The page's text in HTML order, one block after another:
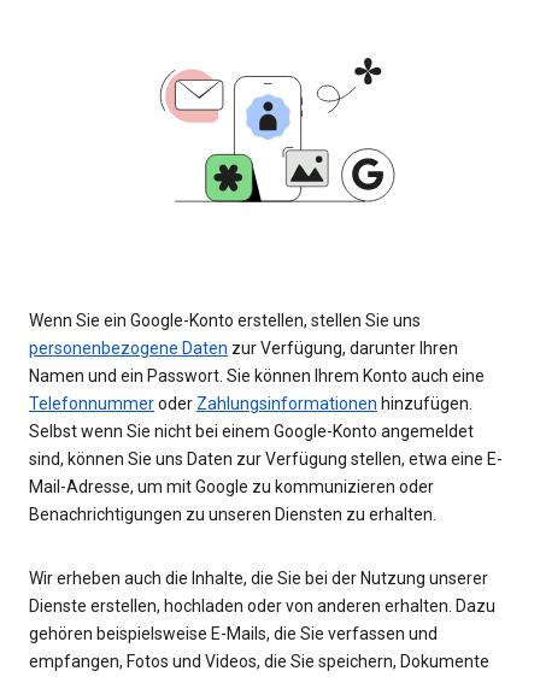
Wenn Sie ein Google-Konto erstellen, stellen Sie uns
personenbezogene Daten zur Verfügung, darunter Ihren
Namen und ein Passwort. Sie können Ihrem Konto auch eine
Telefonnummeroder Zahlungsinformationen hinzufügen.
Selbst wenn Sie nicht bei einem Google-Konto angemeldet
sind, können Sie uns Daten zur Verfügung stellen, etwa eine E-
Mail-Adresse, um mit Google zu kommunizieren oder
Benachrichtigungen zu unseren Diensten zu erhalten.
Wir erheben auch die Inhalte, die Sie bei der Nutzung unserer
Dienste erstellen, hochladen oder von anderen erhalten. Dazu
gehören beispielsweise E-Mails, die Sie verfassen und
empfangen, Fotos und Videos, die Sie speichern, Dokumente